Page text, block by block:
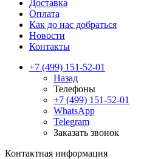
Доставка
Оплата
Как до нас добраться
Новости
Контакты
+7 (499) 151-52-01
Назад
Телефоны
+7 (499) 151-52-01
WhatsApp
Telegram
Заказать звонок
Контактная информация